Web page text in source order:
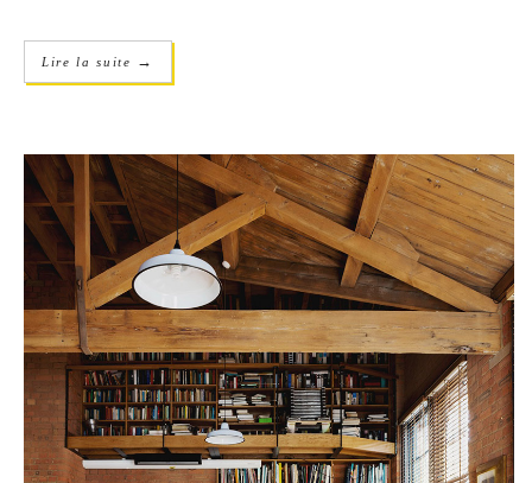
Lire la suite →